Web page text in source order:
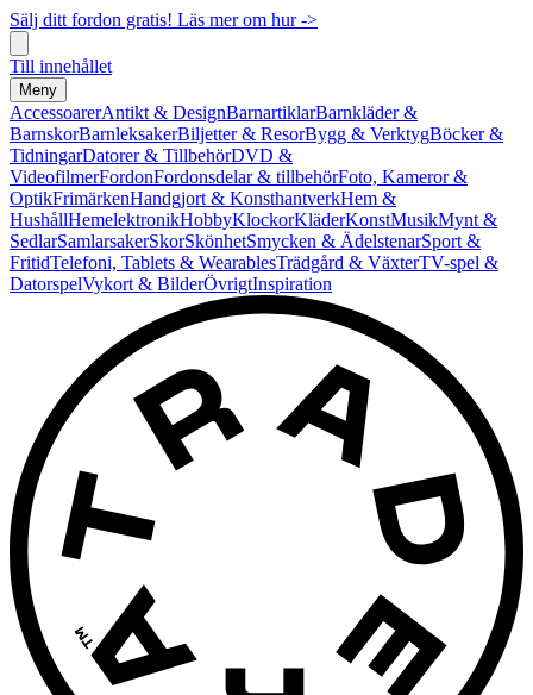
Sälj ditt fordon gratis! Läs mer om hur ->
Till innehållet
Meny
AccessoarerAntikt & DesignBarnartiklarBarnkläder &
BarnskorBarnleksakerBiljetter & ResorBygg & VerktygBöcker &
TidningarDatorer & TillbehörDVD &
VideofilmerFordonFordonsdelar & tillbehörFoto, Kameror &
OptikFrimärkenHandgjort & KonsthantverkHem &
HushållHemelektronikHobbyKlockorKläderKonstMusikMynt &
SedlarSamlarsakerSkorSkönhetSmycken & ÄdelstenarSport &
FritidTelefoni, Tablets & WearablesTrädgård & VäxterTV-spel &
DatorspelVykort & BilderÖvrigtInspiration